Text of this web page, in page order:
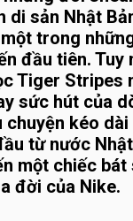
di sản Nhật
trong
đầu tiên. Tuy
Tiger Stripes
sức hút của
chuyện kéo
từ nước
một chiếc bát
đời của Nike.